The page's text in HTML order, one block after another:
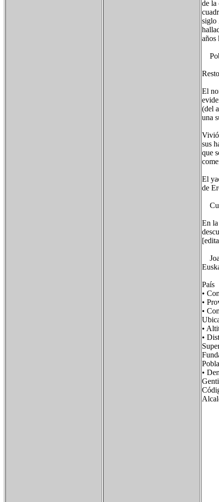
de la
siglo
años
El
(del
una
Vivió
sus
que
El
de
En
País
•
•
•
•
•
•